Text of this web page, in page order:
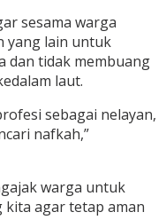
sesama warga
yang lain untuk
dan tidak membuang
laut.
sebagai nelayan,
nafkah,”
warga untuk
kita agar tetap aman